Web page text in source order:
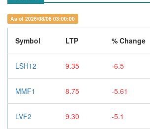
As of 2026/08/06 03:00:00
Symbol LTP % Change
LSH12 9.35 -6.5
MMF1 8.75 -5.61
LVF2 9.30 -5.1